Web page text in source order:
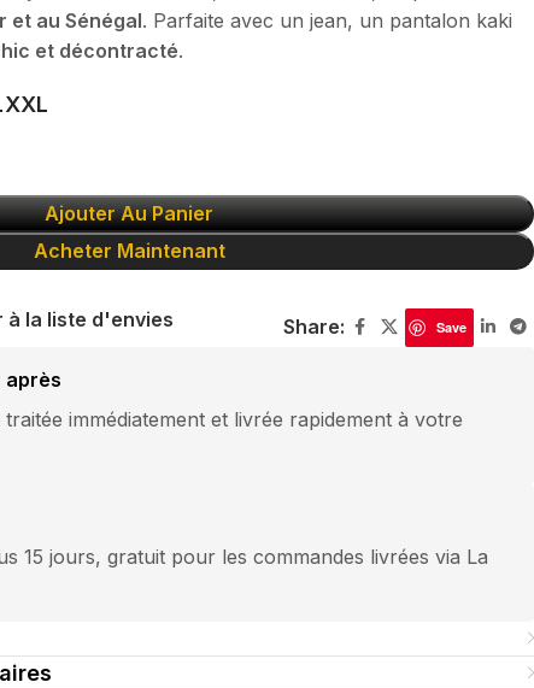
et au Sénégal. Parfaite avec un jean, un pantalon kaki
et décontracté.
XXL
Ajouter Au Panier
Acheter Maintenant
à la liste d'envies Share: Save
après
immédiatement et livrée rapidement à votre
15 jours, gratuit pour les commandes livrées via La